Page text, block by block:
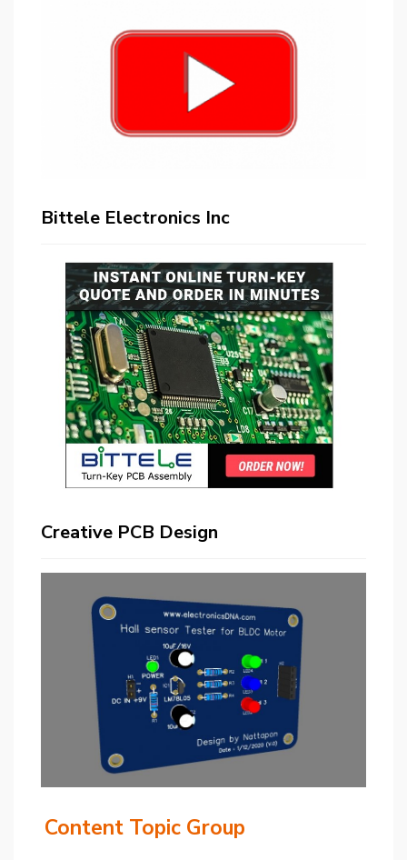
Bittele Electronics Inc
Creative PCB Design
Content Topic Group